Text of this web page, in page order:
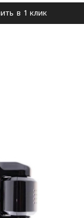
в 1 клик